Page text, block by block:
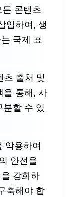
콘텐츠
입하여, 생
국제 표
츠 출처 및
을 통해, 사
분할 수 있
악용하여
안전을
강화하
축해야 합